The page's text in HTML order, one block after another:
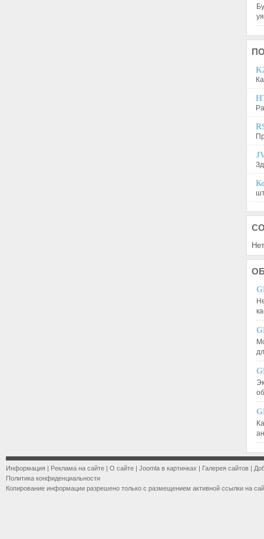
Информация | Реклама на сайте | О сайте | Joomla в картинках | Галерея сайтов |
Политика конфиденциальности
Копирование информации разрешено только с размещением активной ссылки на